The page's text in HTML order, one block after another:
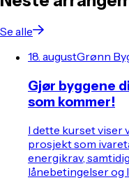
Se alle
18. augustGrønn
Gjør byggene
som kommer!
I dette kurset viser
prosjekt som
energikrav,
lånebetingelser og